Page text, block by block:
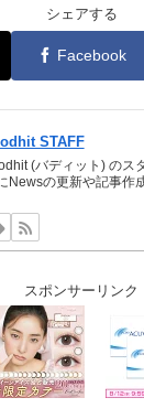
シェアする
Facebook
STAFF
(バディット) のス
Newsの更新や記事作
スポンサーリンク